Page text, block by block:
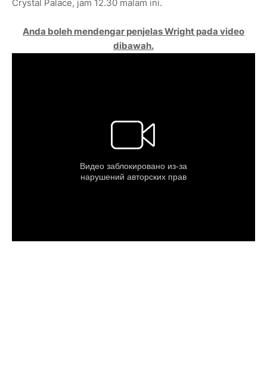
Crystal Palace, jam 12.30 malam ini.
Anda boleh mendengar penjelas Wright pada video
dibawah.